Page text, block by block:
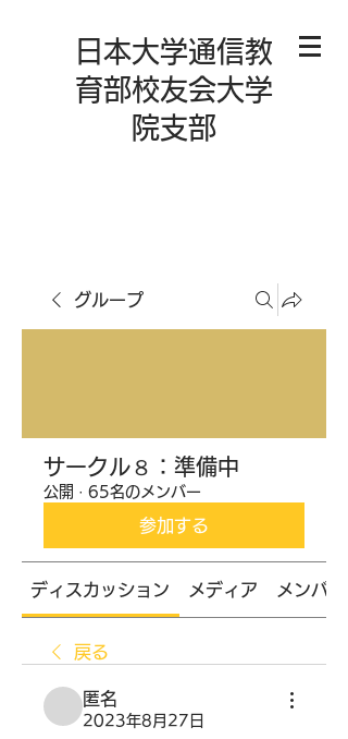
日本大学通信教
育部校友会大学
院支部
グループ
サークル８：準備中
公開 · 65名のメンバー
参加する
ディスカッション メディア メンバー
戻る
匿名
2023年8月27日